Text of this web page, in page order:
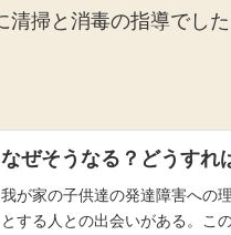
掃と消毒の指導でした
なぜそうなる？どうすれ
我が家の子供達の発達障害への
とする人との出会いがある。こ